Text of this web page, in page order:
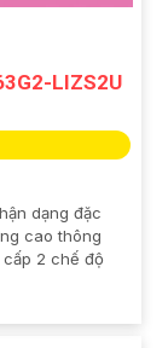
LIZS2U
dạng đặc
cao thông
cấp 2 chế độ